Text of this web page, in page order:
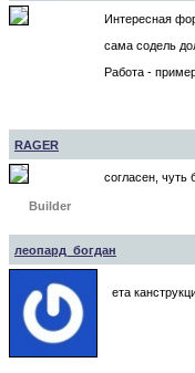
Интересная
сама содель
Работа -
RAGER
Builder
согласен, чуть
леопард_богдан
ета